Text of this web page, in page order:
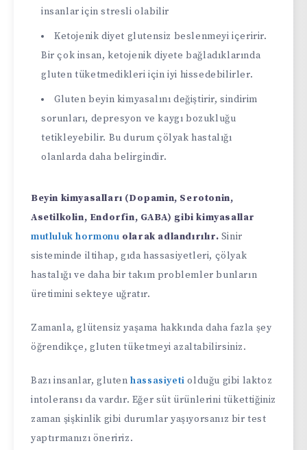
insanlar için stresli olabilir
Ketojenik diyet glutensiz beslenmeyi içeririr.
Bir çok insan, ketojenik diyete bağladıklarında
gluten tüketmedikleri için iyi hissedebilirler.
Gluten beyin kimyasalını değiştirir, sindirim
sorunları, depresyon ve kaygı bozukluğu
tetikleyebilir. Bu durum çölyak hastalığı
olanlarda daha belirgindir.
Beyin kimyasalları (Dopamin, Serotonin,
Asetilkolin, Endorfin, GABA) gibi kimyasallar
mutluluk hormonu olarak adlandırılır. Sinir
sisteminde iltihap, gıda hassasiyetleri, çölyak
hastalığı ve daha bir takım problemler bunların
üretimini sekteye uğratır.
Zamanla, glütensiz yaşama hakkında daha fazla şey
öğrendikçe, gluten tüketmeyi azaltabilirsiniz.
Bazı insanlar, glutenhassasiyeti olduğu gibi laktoz
intoleransı da vardır. Eğer süt ürünlerini tükettiğiniz
zaman şişkinlik gibi durumlar yaşıyorsanız bir test
yaptırmanızı öneririz.